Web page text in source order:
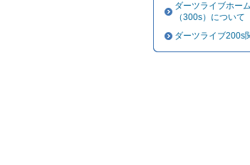
ダーツライブホーム
（300s）について
ダーツライブ200s